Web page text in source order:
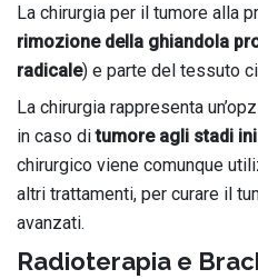
La chirurgia per il tumore alla
rimozione della ghiandola
radicale) e parte del tessuto
La chirurgia rappresenta
in caso ditumore agli stadi
chirurgico viene comunque
altri trattamenti, per curare il
avanzati.
Radioterapia e